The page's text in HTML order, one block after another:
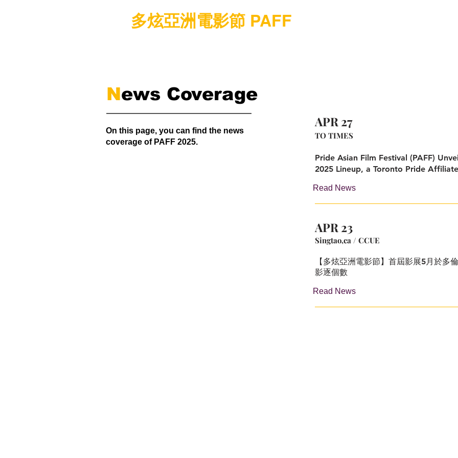
多炫亞洲電影節 PAFF
News Coverage
On this page, you can find the news
coverage of PAFF 2025.
APR 27
TO TIMES
Pride Asian Film Festival (PAFF)
2025 Lineup, a Toronto Pride
Read News
APR 23
Singtao,ca / CCUE
【多炫亞洲電影節】首屆影展5月於多
影逐個數
Read News